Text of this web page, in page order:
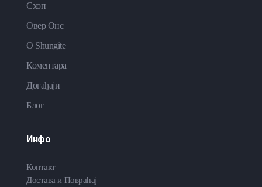
Схоп
Овер Онс
O Shungite
Коментара
Догађаји
Блог
Инфо
Контакт
Достава и Повраћај